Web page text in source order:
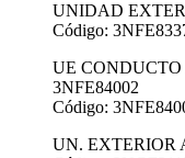
UNIDAD
Código:
UE
3NFE84002
Código:
UN. EXTERIOR